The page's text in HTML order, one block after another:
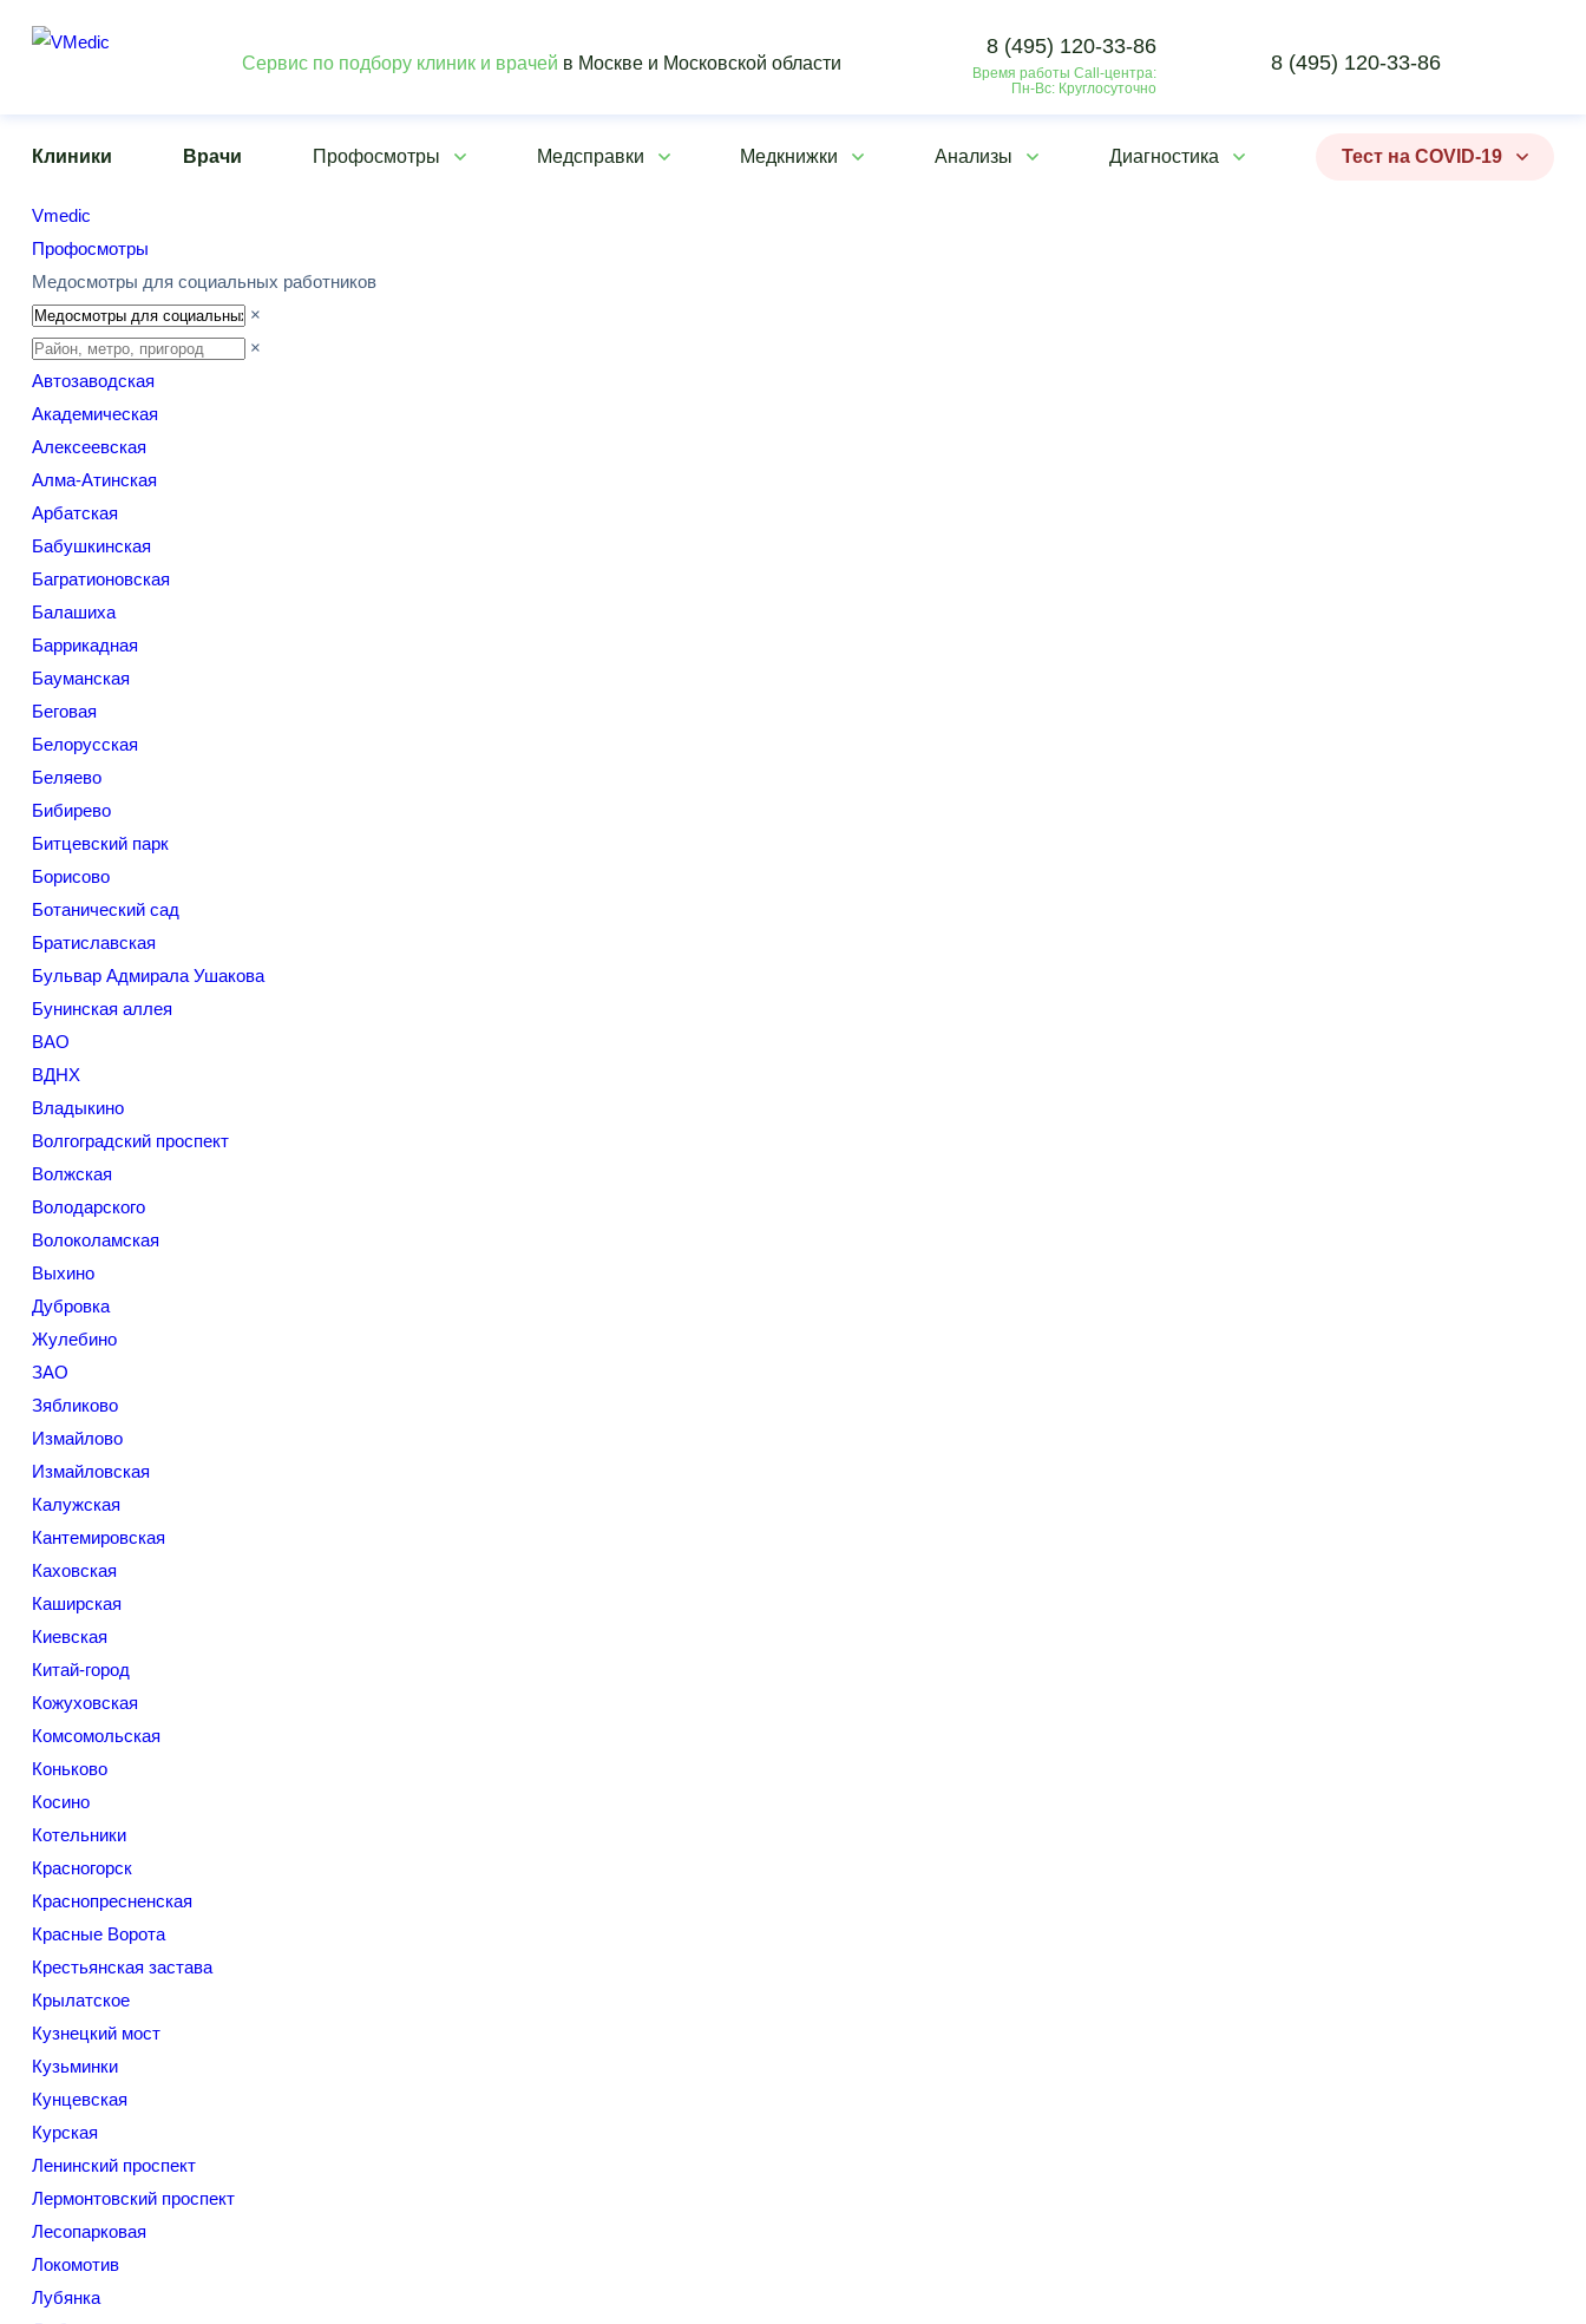
Сервис по подбору клиник и врачей в Москве и Московской области
8 (495) 120-33-86
Время работы Call-центра:
Пн-Вс: Круглосуточно
8 (495) 120-33-86
Клиники Врачи Профосмотры Медсправки Медкнижки Анализы Диагностика Тест на COVID-19
Vmedic
Профосмотры
Медосмотры для социальных работников
×
×
Автозаводская
Академическая
Алексеевская
Алма-Атинская
Арбатская
Бабушкинская
Багратионовская
Балашиха
Баррикадная
Бауманская
Беговая
Белорусская
Беляево
Бибирево
Битцевский парк
Борисово
Ботанический сад
Братиславская
Бульвар Адмирала Ушакова
Бунинская аллея
ВАО
ВДНХ
Владыкино
Волгоградский проспект
Волжская
Володарского
Волоколамская
Выхино
Дубровка
Жулебино
ЗАО
Зябликово
Измайлово
Измайловская
Калужская
Кантемировская
Каховская
Каширская
Киевская
Китай-город
Кожуховская
Комсомольская
Коньково
Косино
Котельники
Красногорск
Краснопресненская
Красные Ворота
Крестьянская застава
Крылатское
Кузнецкий мост
Кузьминки
Кунцевская
Курская
Ленинский проспект
Лермонтовский проспект
Лесопарковая
Локомотив
Лубянка